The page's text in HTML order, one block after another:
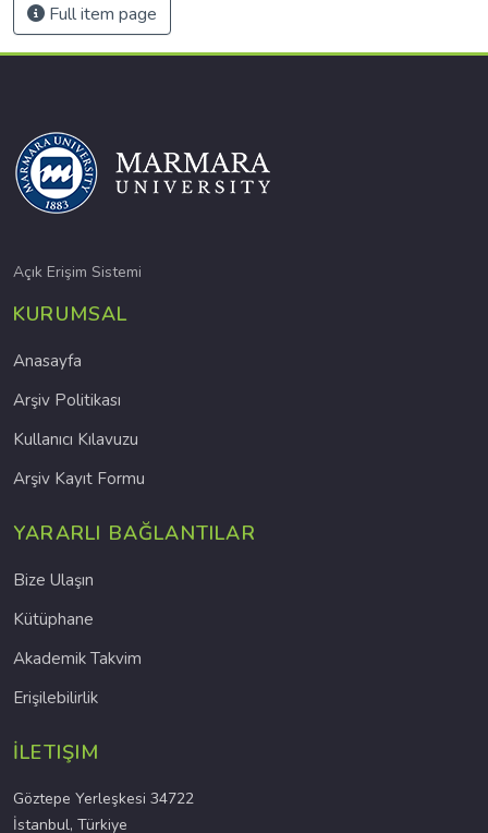
Full item page
Açık Erişim Sistemi
KURUMSAL
Anasayfa
Arşiv Politikası
Kullanıcı Kılavuzu
Arşiv Kayıt Formu
YARARLI BAĞLANTILAR
Bize Ulaşın
Kütüphane
Akademik Takvim
Erişilebilirlik
İLETIŞIM
Göztepe Yerleşkesi 34722
İstanbul, Türkiye